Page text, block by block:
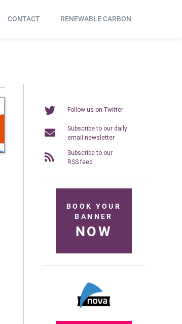
CONTACT RENEWABLE CARBON
Follow us on Twitter
Subscribe to our daily
email newsletter
Subscribe to our
RSS feed
BOOK YOUR
BANNER
NOW